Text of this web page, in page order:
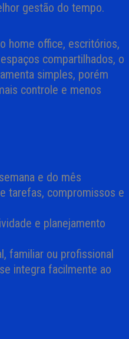
gestão do tempo.
home office, escritórios,
compartilhados, o
simples, porém
controle e menos
e do mês
tarefas, compromissos e
e planejamento
familiar ou profissional
integra facilmente ao